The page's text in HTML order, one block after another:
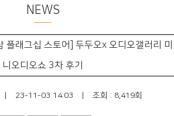
NEWS
플래그십 스토어] 두두오x 오디오갤러리 미
니오디오쇼 3차 후기
23-11-03 14:03 조회 : 8,419회